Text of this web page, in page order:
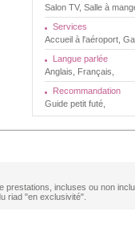
Salon TV, Salle à
Services
Accueil à l'aéroport,
Langue parlée
Anglais, Français,
Recommandation
Guide petit futé,
incluses ou non
riad "en exclusivité".